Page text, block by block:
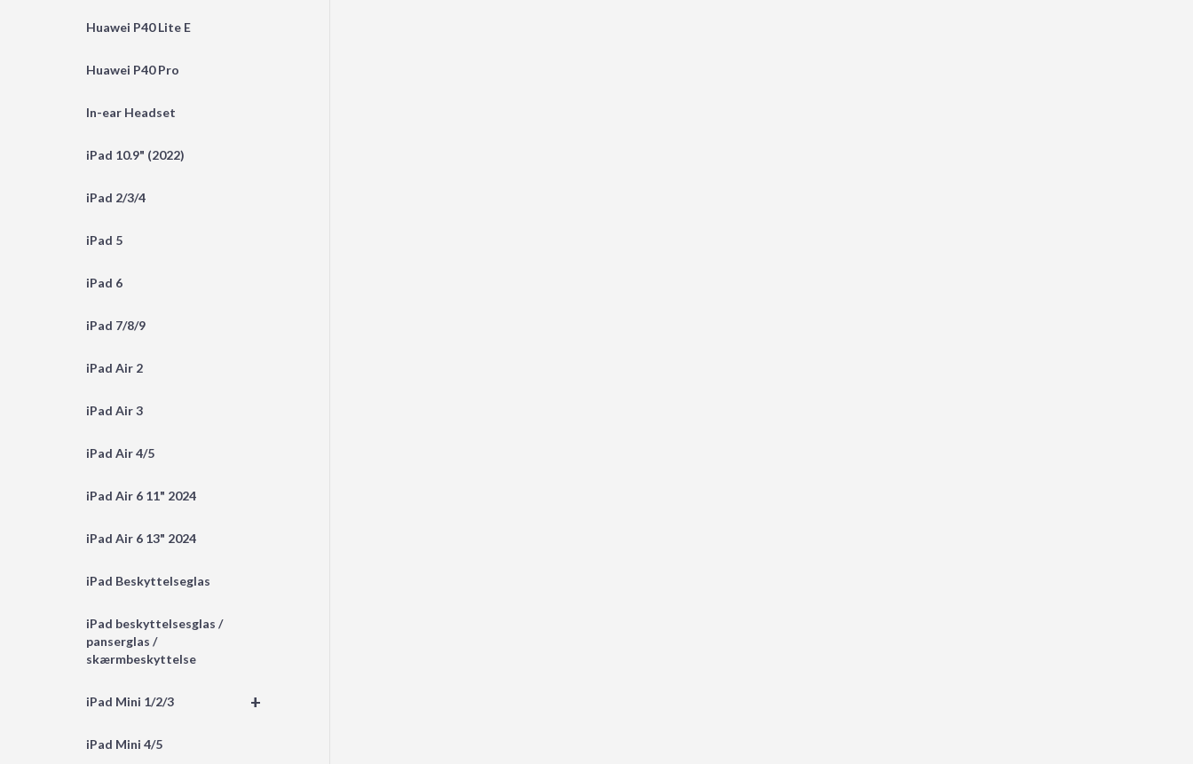
Huawei P40 Lite E
Huawei P40 Pro
In-ear Headset
iPad 10.9" (2022)
iPad 2/3/4
iPad 5
iPad 6
iPad 7/8/9
iPad Air 2
iPad Air 3
iPad Air 4/5
iPad Air 6 11" 2024
iPad Air 6 13" 2024
iPad Beskyttelseglas
iPad beskyttelsesglas /
panserglas /
skærmbeskyttelse
+
iPad Mini 1/2/3
iPad Mini 4/5